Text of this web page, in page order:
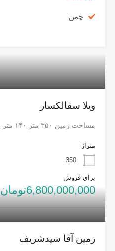
چمن
ویلا سقالکسار
مساحت زمین ۳۵۰ متر ۱۴۰ متر بنای نیمه کاره دوبلکس…
متراژ
350
برای فروش
6,800,000,000تومان
زمین آقا سیدشریف